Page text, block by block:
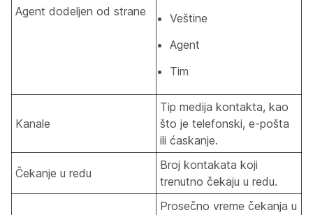
Agent dodeljen od strane
Veštine
Agent
Tim
Kanale
Tip medija kontakta, kao
što je telefonski, e-pošta
ili ćaskanje.
Čekanje u redu
Broj kontakata koji
trenutno čekaju u redu.
Prosečno vreme čekanja u